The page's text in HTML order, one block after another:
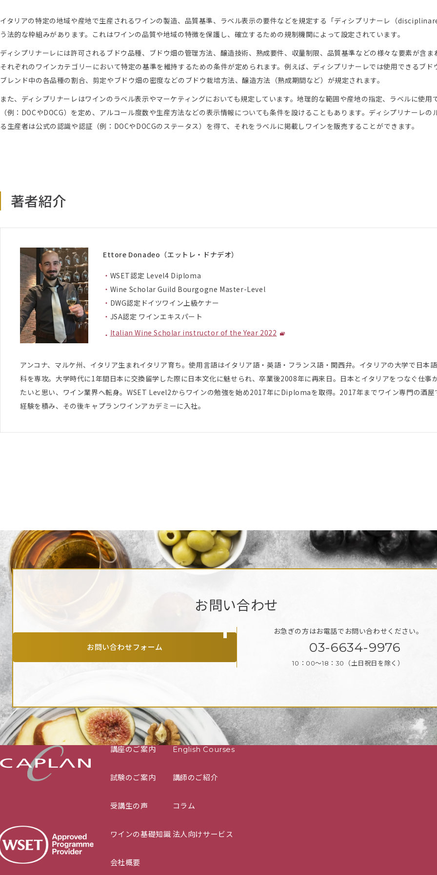
イタリアの特定の地域や産地で生産されるワインの製造、品質基準、ラベル表示の要件などを規定する「ディシプリナーレ（
う法的な枠組みがあります。これはワインの品質や地域の特徴を保護し、確立するための規制機関によって設定されています。
ディシプリナーレには許可されるブドウ品種、ブドウ畑の管理方法、醸造技術、熟成要件、収量制限、品質基準などの様々な要素が含ま
それぞれのワインカテゴリーにおいて特定の基準を維持するための条件が定められます。例えば、ディシプリナーレでは使用できるブド
ブレンド中の各品種の割合、剪定やブドウ畑の密度などのブドウ栽培方法、醸造方法（熟成期間など）が規定されます。
また、ディシプリナーレはワインのラベル表示やマーケティングにおいても規定しています。地理的な範囲や産地の指定、ラベルに使用
（例：DOCやDOCG）を定め、アルコール度数や生産方法などの表示情報についても条件を設けることもあります。ディシプリナーレの
る生産者は公式の認識や認証（例：DOCやDOCGのステータス）を得て、それをラベルに掲載しワインを販売することができます。
著者紹介
Ettore Donadeo（エットレ・ドナデオ）
WSET認定 Level4 Diploma
Wine Scholar Guild Bourgogne Master-Level
DWG認定ドイツワイン上級ケナー
JSA認定 ワインエキスパート
Italian Wine Scholar instructor of the Year 2022
アンコナ、マルケ州、イタリア生まれイタリア育ち。使用言語はイタリア語・英語・フランス語・関西弁。イタリアの大学で日本
科を専攻。大学時代に1年間日本に交換留学した際に日本文化に魅せられ、卒業後2008年に再来日。日本とイタリアをつなぐ仕事
たいと思い、ワイン業界へ転身。WSET Level2からワインの勉強を始め2017年にDiplomaを取得。2017年までワイン専門の酒屋
経験を積み、その後キャプランワインアカデミーに入社。
お問い合わせ
お問い合わせフォーム
お急ぎの方はお電話で お問い合わせください。
03-6634-9976
10：00～18：30 （土日祝日を除く）
講座のご案内 English Courses
試験のご案内 講師のご紹介
受講生の声 コラム
ワインの基礎知識 法人向けサービス
会社概要